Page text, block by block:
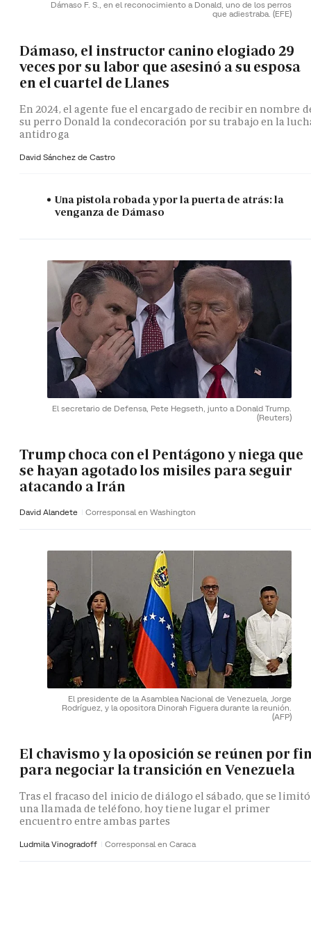
Dámaso F. S., en el reconocimiento a Donald, uno de los perros
que adiestraba. (EFE)
Dámaso, el instructor canino elogiado 29
veces por su labor que asesinó a su esposa
en el cuartel de Llanes
En 2024, el agente fue el encargado de recibir en nombre
su perro Donald la condecoración por su trabajo en la
antidroga
David Sánchez de Castro
Una pistola robada y por la puerta de atrás: la
venganza de Dámaso
El secretario de Defensa, Pete Hegseth, junto a Donald Trump.
(Reuters)
Trump choca con el Pentágono y niega que
se hayan agotado los misiles para seguir
atacando a Irán
David Alandete Corresponsal en Washington
El presidente de la Asamblea Nacional de Venezuela, Jorge
Rodríguez, y la opositora Dinorah Figuera durante la reunión.
(AFP)
El chavismo y la oposición se reúnen por
para negociar la transición en Venezuela
Tras el fracaso del inicio de diálogo el sábado, que se
una llamada de teléfono, hoy tiene lugar el primer
encuentro entre ambas partes
Ludmila Vinogradoff Corresponsal en Caraca